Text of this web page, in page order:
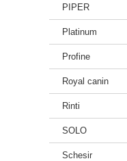
PIPER
Platinum
Profine
Royal canin
Rinti
SOLO
Schesir